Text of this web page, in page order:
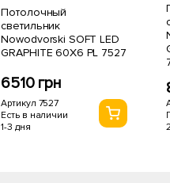
Потолочный
светильник
Nowodvorski SOFT LED
GRAPHITE 60X6 PL 7527
6510 грн
Артикул 7527
Есть в наличии
1-3 дня